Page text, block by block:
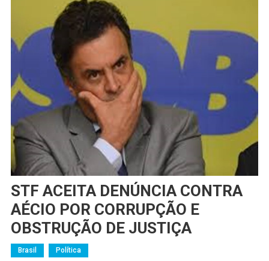
STF ACEITA DENÚNCIA CONTRA
AÉCIO POR CORRUPÇÃO E
OBSTRUÇÃO DE JUSTIÇA
Brasil Política